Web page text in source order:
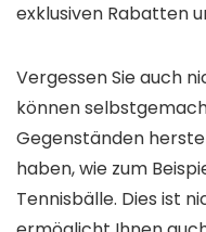
exklusiven Rabatten
Vergessen Sie auch
können
Gegenständen
haben, wie zum
Tennisbälle. Dies ist